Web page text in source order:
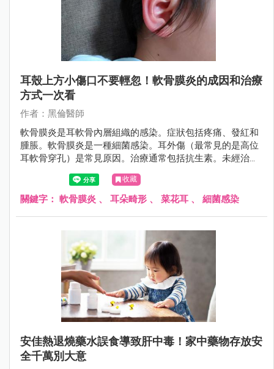
耳殼上方小傷口不要輕忽！軟骨膜炎的成因和治療
方式一次看
作者：黑倫醫師
軟骨膜炎是耳軟骨內層組織的感染。症狀包括疼痛、發紅和
腫脹。軟骨膜炎是一種細菌感染。耳外傷（最常見的是高位
耳軟骨穿孔）是常見原因。治療通常包括抗生素。未經治療
的軟骨膜炎可導致嚴重的併發症。
收藏
關鍵字： 軟骨膜炎 、 耳朵畸形 、 菜花耳 、 細菌感染
安佳熱退燒藥水誤食導致肝中毒！家中藥物存放安
全千萬別大意